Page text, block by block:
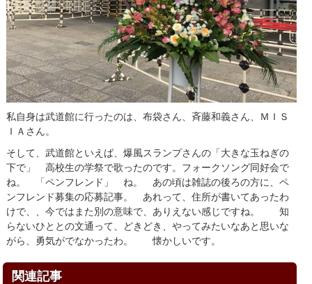
私自身は武道館に行ったのは、布袋さん、斉藤和義さん、ＭＩＳ
ＩＡさん。
そして、武道館といえば、爆風スランプさんの「大きな玉ねぎの
下で」 高校生の学祭で歌ったのです。フォークソング同好会で
ね。 「ペンフレンド」 ね。 あの頃は雑誌の後ろの方に、ペ
ンフレンド募集の応募記事。 あれって、住所が書いてあったわ
けで、、今ではまた別の意味で、ありえない感じですね。 知
らないひととの文通って、どきどき、やってみたいなあと思いな
がら、勇気がでなかったわ。 懐かしいです。
関連記事